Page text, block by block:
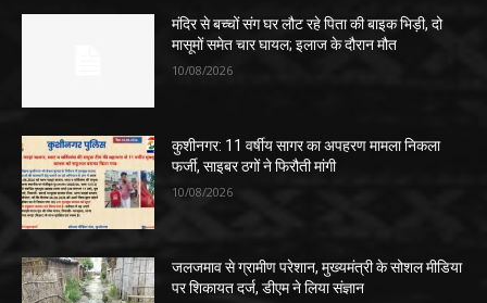
मंदिर से बच्चों संग घर लौट रहे पिता की बाइक भिड़ी, दो
मासूमों समेत चार घायल; इलाज के दौरान मौत
10/08/2026
कुशीनगर: 11 वर्षीय सागर का अपहरण मामला निकला
फर्जी, साइबर ठगों ने फिरौती मांगी
10/08/2026
जलजमाव से ग्रामीण परेशान, मुख्यमंत्री के सोशल मीडिया
पर शिकायत दर्ज, डीएम ने लिया संज्ञान